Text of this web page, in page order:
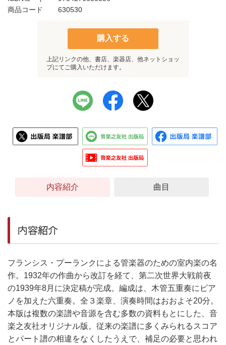
商品コード
630530
購入する
上記リンクの他、書店、楽器店、他ネットショッ
プにてご購入いただけます。
内容紹介 曲目
内容紹介
フランシス・プーランクによる管楽器のための室内楽の名
作。1932年の作曲から改訂を経て、第二次世界大戦前夜
の1939年8月に決定稿が完成。編成は、木管五重奏にピア
ノを加えた六重奏。全３楽章、演奏時間はおおよそ20分。
本版は複数の楽譜や音源を含む多数の資料もとにした、音
楽之友社オリジナル版。従来の楽譜に多くみられるスコア
とパート譜の相違をなくしたうえで、補足の必要と思われ